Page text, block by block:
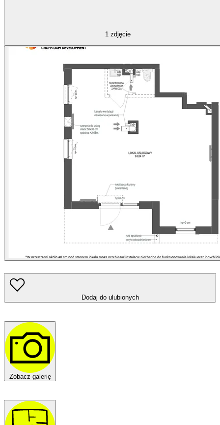
1 zdjęcie
Dodaj do ulubionych
Zobacz galerię